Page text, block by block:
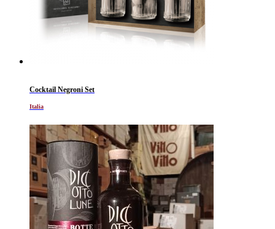
Cocktail Negroni Set
Italia